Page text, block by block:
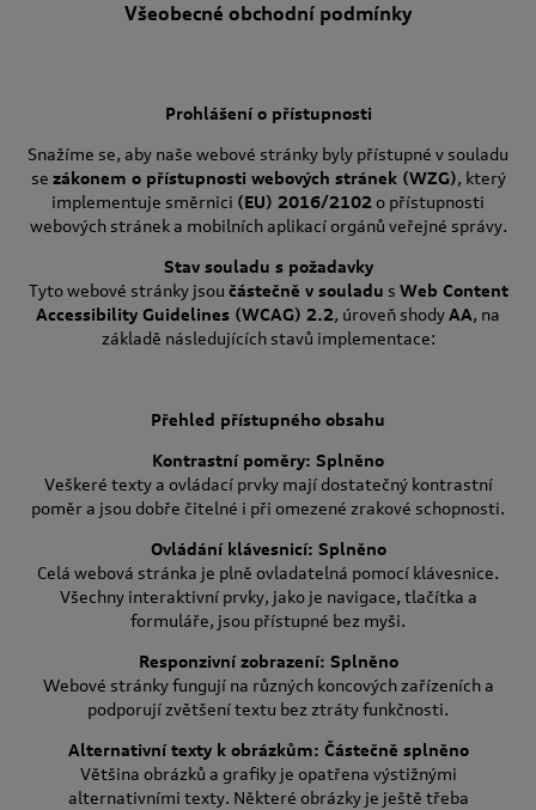
Všeobecné obchodní podmínky
Prohlášení o přístupnosti
Snažíme se, aby naše webové stránky byly přístupné v souladu
se zákonem o přístupnosti webových stránek (WZG), který
implementuje směrnici (EU) 2016/2102o přístupnosti
webových stránek a mobilních aplikací orgánů veřejné správy.
Stav souladu s požadavky
Tyto webové stránky jsou částečně v souladu s Web Content
Accessibility Guidelines (WCAG) 2.2, úroveň shodyAA, na
základě následujících stavů implementace:
Přehled přístupného obsahu
Kontrastní poměry: Splněno
Veškeré texty a ovládací prvky mají dostatečný kontrastní
poměr a jsou dobře čitelné i při omezené zrakové schopnosti.
Ovládání klávesnicí: Splněno
Celá webová stránka je plně ovladatelná pomocí klávesnice.
Všechny interaktivní prvky, jako je navigace, tlačítka a
formuláře, jsou přístupné bez myši.
Responzivní zobrazení: Splněno
Webové stránky fungují na různých koncových zařízeních a
podporují zvětšení textu bez ztráty funkčnosti.
Alternativní texty k obrázkům: Částečně splněno
Většina obrázků a grafiky je opatřena výstižnými
alternativními texty. Některé obrázky je ještě třeba